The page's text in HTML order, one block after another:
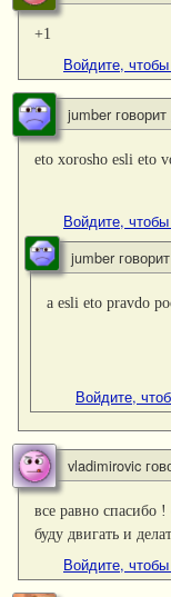
+1
Войдите, чтобы
jumber говорит
eto xorosho esli eto
Войдите, чтобы
jumber говорит
a esli eto pravdo
Войдите,
vladimirovic
все равно спасибо
буду двигать и
Войдите, чтобы